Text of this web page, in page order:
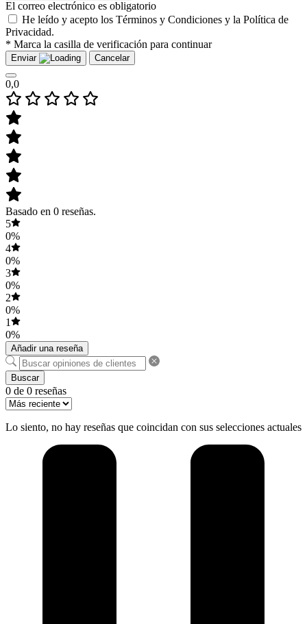
El correo electrónico es obligatorio
He leído y acepto los Términos y Condiciones y la Política de
Privacidad.
* Marca la casilla de verificación para continuar
Enviar Cancelar
0,0
Basado en 0 reseñas.
5
0%
4
0%
3
0%
2
0%
1
0%
Añadir una reseña
Buscar
0 de 0 reseñas
Lo siento, no hay reseñas que coincidan con sus selecciones actuales